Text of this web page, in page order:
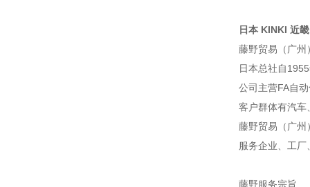
日本 KINKI 近
藤野贸易（广州
日本总社自
公司主营FA自
客户群体有汽车
藤野贸易（广州
服务企业、工
藤野服务宗旨